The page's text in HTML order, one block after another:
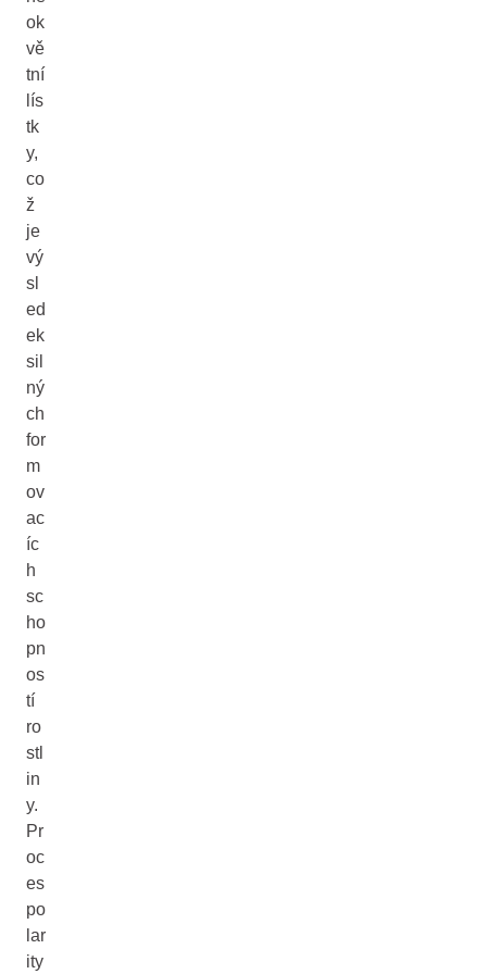
ok
vě
tní
lís
tk
y,
co
ž
je
vý
sl
ed
ek
sil
ný
ch
for
m
ov
ac
íc
h
sc
ho
pn
os
tí
ro
stl
in
y.
Pr
oc
es
po
lar
ity